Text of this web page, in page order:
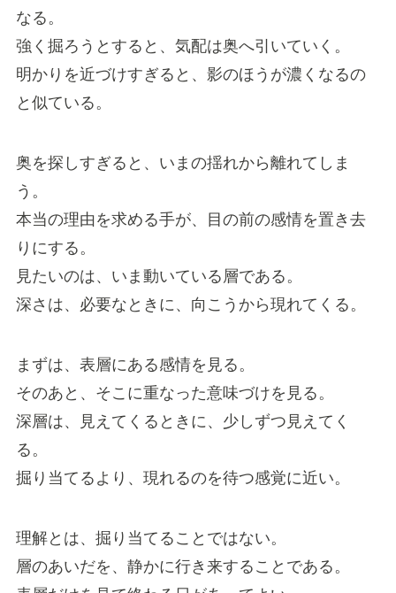
なる。
強く掘ろうとすると、気配は奥へ引いていく。
明かりを近づけすぎると、影のほうが濃くなるの
と似ている。
奥を探しすぎると、いまの揺れから離れてしま
う。
本当の理由を求める手が、目の前の感情を置き去
りにする。
見たいのは、いま動いている層である。
深さは、必要なときに、向こうから現れてくる。
まずは、表層にある感情を見る。
そのあと、そこに重なった意味づけを見る。
深層は、見えてくるときに、少しずつ見えてく
る。
掘り当てるより、現れるのを待つ感覚に近い。
理解とは、掘り当てることではない。
層のあいだを、静かに行き来することである。